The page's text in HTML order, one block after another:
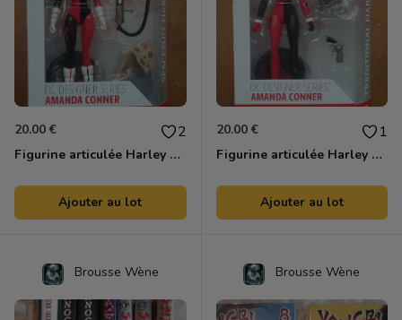
20.00 € 2
Figurine articulée Harley Quinn N°2 DC COMICS Amanda Conner
Ajouter au lot
20.00 € 1
Figurine articulée Harley Quinn N°1 DC COMICS Amanda Conner
Ajouter au lot
Brousse Wène Brousse Wène